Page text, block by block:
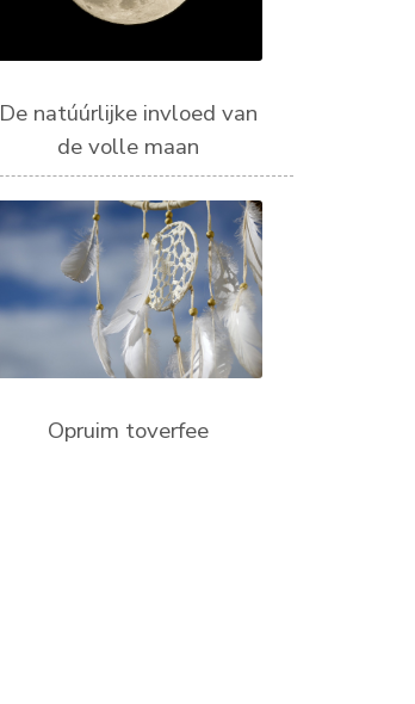
De natúúrlijke invloed van
de volle maan
Opruim toverfee